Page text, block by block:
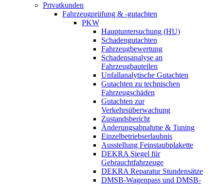
Privatkunden
Fahrzeugprüfung & -gutachten
PKW
Hauptuntersuchung (HU)
Schadengutachten
Fahrzeugbewertung
Schadensanalyse an
Fahrzeugbauteilen
Unfallanalytische Gutachten
Gutachten zu technischen
Fahrzeugschäden
Gutachten zur
Verkehrsüberwachung
Zustandsbericht
Änderungsabnahme & Tuning
Einzelbetriebserlaubnis
Ausstellung Feinstaubplakette
DEKRA Siegel für
Gebrauchtfahrzeuge
DEKRA Reparatur Stundensätze
DMSB-Wagenpass und DMSB-